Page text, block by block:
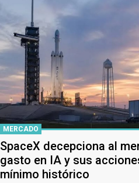
MERCADO
SpaceX decepciona al
gasto en IA y sus
mínimo histórico